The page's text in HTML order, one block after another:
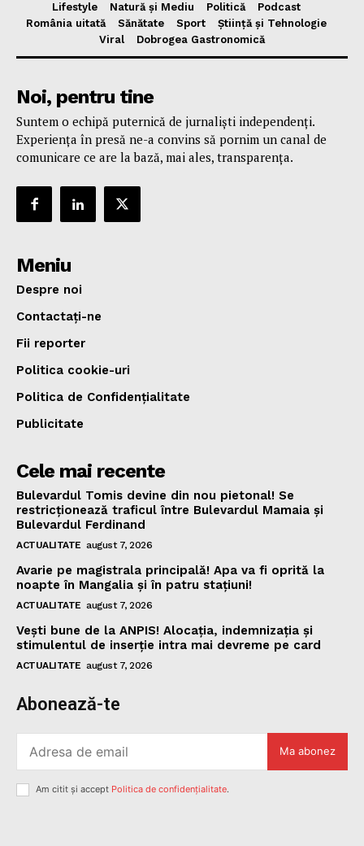
Lifestyle
Natură și Mediu Politică
Podcast
România uitată
Sănătate Sport
Știință și Tehnologie
Viral
Dobrogea Gastronomică
Noi, pentru tine
Suntem o echipă puternică de jurnaliști independenți.
Experiența în presă ne-a convins să pornim un canal de
comunicare ce are la bază, mai ales, transparența.
Meniu
Despre noi
Contactați-ne
Fii reporter
Politica cookie-uri
Politica de Confidențialitate
Publicitate
Cele mai recente
Bulevardul Tomis devine din nou pietonal! Se
restricționează traficul între Bulevardul Mamaia și
Bulevardul Ferdinand
ACTUALITATE august 7, 2026
Avarie pe magistrala principală! Apa va fi oprită la
noapte în Mangalia și în patru stațiuni!
ACTUALITATE august 7, 2026
Vești bune de la ANPIS! Alocația, indemnizația și
stimulentul de inserție intra mai devreme pe card
ACTUALITATE august 7, 2026
Abonează-te
Ma abonez
Am citit și accept Politica de confidențialitate.